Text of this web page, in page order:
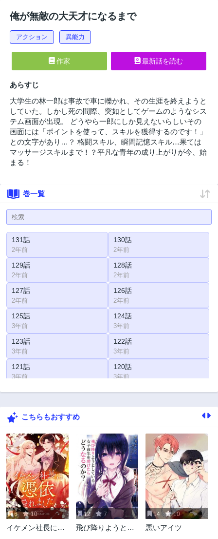
俺が無敵の大天才になるまで
アクション 異能力
作家 最新話を読む
あらすじ
大学生の林一郎は事故で車に轢かれ、その生涯を終えようと
していた。しかし死の間際、突如としてゲームのようなシス
テム画面が出現。 どうやら一郎にしか見えないらしいその
画面には「ポイントを使って、スキルを獲得するのです！」
との文字があり…？ 格闘スキル、瞬間記憶スキル…果ては
マッサージスキルまで！？平凡な青年の成り上がりが今、始
まる！
巻一覧
131話
2年前
130話
2年前
129話
2年前
128話
2年前
127話
2年前
126話
2年前
125話
3年前
124話
3年前
123話
3年前
122話
3年前
121話
3年前
120話
3年前
119話 118話
117話
115話
3年前
114話
3年前
113話
3年前
112話
3年前
111話
3年前
110話
3年前
109話
3年前
108話
3年前
こちらもおすすめ
6 10
イケメン社長に憑
12 7
飛び降りようとし
14 10
悪いアイツ